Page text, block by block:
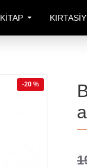
KITAP
-20 %